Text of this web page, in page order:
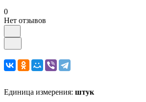
0
Нет отзывов
Единица измерения: штук